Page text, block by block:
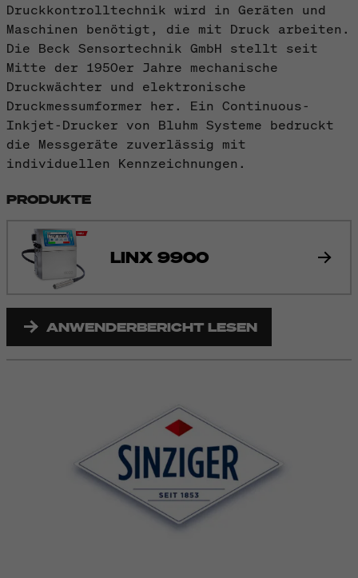
Druckkontrolltechnik wird in Geräten und
Maschinen benötigt, die mit Druck arbeiten.
Die Beck Sensortechnik GmbH stellt seit
Mitte der 1950er Jahre mechanische
Druckwächter und elektronische
Druckmessumformer her. Ein Continuous-
Inkjet-Drucker von Bluhm Systeme bedruckt
die Messgeräte zuverlässig mit
individuellen Kennzeichnungen.
PRODUKTE
LINX 9900
ANWENDERBERICHT LESEN